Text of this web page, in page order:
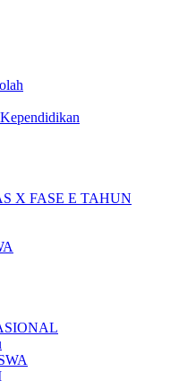
X FASE E TAHUN